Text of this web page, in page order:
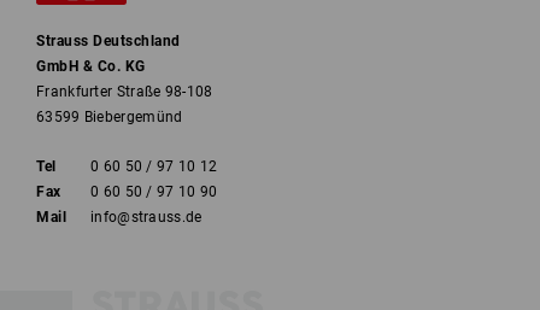
Strauss Deutschland
GmbH & Co. KG
Frankfurter Straße 98-108
63599 Biebergemünd
Tel
0 60 50 / 97 10 12
Fax
0 60 50 / 97 10 90
Mail
info@strauss.de